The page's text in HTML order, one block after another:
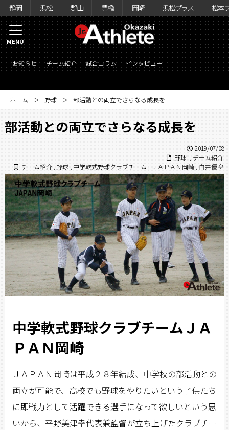
静岡 浜松 郡山 豊橋 岡崎 浜松プラス 松本
お知らせ チーム紹介 試合コラム インタビュー
MENU
ホーム 野球 部活動との両立でさらなる成長を
部活動との両立でさらなる成長を
2019/07/08
野球
チーム紹介
チーム紹介 野球 中学軟式野球クラブチーム ＪＡＰＡＮ岡崎 白井優空
中学軟式野球クラブチームＪＡ
ＰＡＮ岡崎
ＪＡＰＡＮ岡崎は平成２８年結成、中学校の部活動との
両立が可能で、高校でも野球をやりたいという子供たち
に即戦力として活躍できる選手になって欲しいという思
いから、平野美津幸代表兼監督が立ち上げたクラブチー